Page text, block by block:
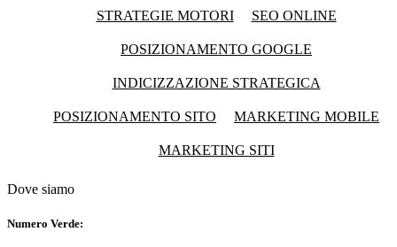
STRATEGIE MOTORI SEO ONLINE
POSIZIONAMENTO GOOGLE
INDICIZZAZIONE STRATEGICA
POSIZIONAMENTO SITO MARKETING MOBILE
MARKETING SITI
Dove siamo
Numero Verde: